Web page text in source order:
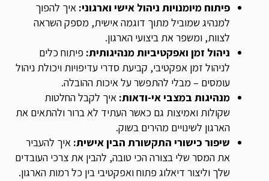
פיתוח מיומנויות ניהול אישי וארגוני: איך להפוך
למנהיג שמוביל מתוך דוגמה אישית, מספק השראה
לצוות, ומשפר את ביצועי הארגון.
ניהול זמן ואפקטיביות מנהיגותית: פיתוח כלים
לניהול זמן אפקטיבי, קביעת סדרי עדיפויות ויכולת ניהול
עומסים – מבלי להתפשר על איכות ההובלה.
מנהיגות במצבי אי-ודאות: איך לקבל החלטות
שקולות ואמיצות גם כאשר העתיד לא ברור ולהתאים את
הארגון לשינויים מהירים בשוק.
שיפור כישורי התקשורת הבין אישית: איך להעביר
את המסר שלי בצורה הכי טובה, להבין את צרכי העובדים
שלך וליצור דיאלוג פתוח ואפקטיבי בין כל רמות הארגון.